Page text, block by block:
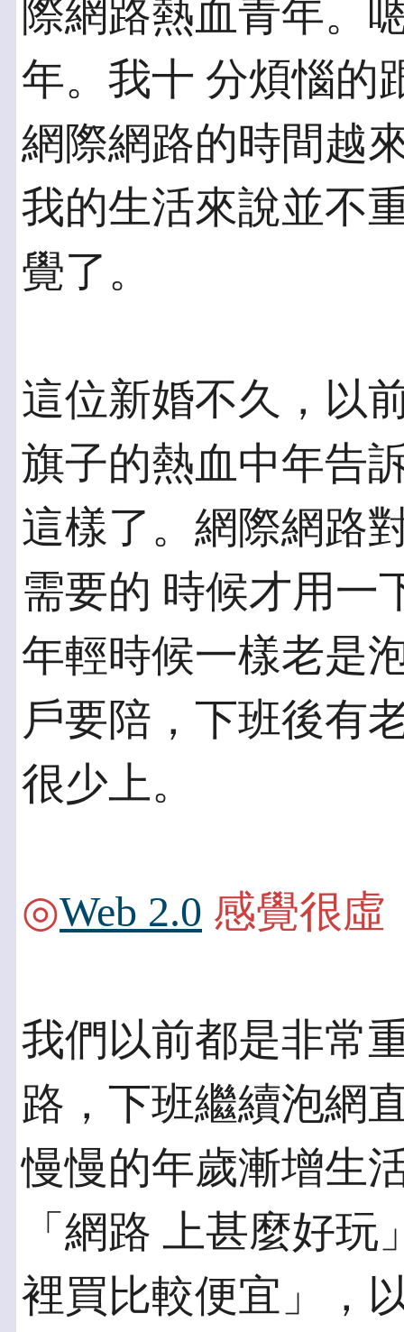
際網路熱血青年。
年。我十 分煩惱的
網際網路的時間越
我的生活來說並不
覺了。
這位新婚不久，以
旗子的熱血中年告
這樣了。網際網路
需要的 時候才用一
年輕時候一樣老是
戶要陪，下班後有
很少上。
◎Web 2.0 感覺很虛
我們以前都是非常
路，下班繼續泡網
慢慢的年歲漸增生
「網路 上甚麼好
裡買比較便宜」，